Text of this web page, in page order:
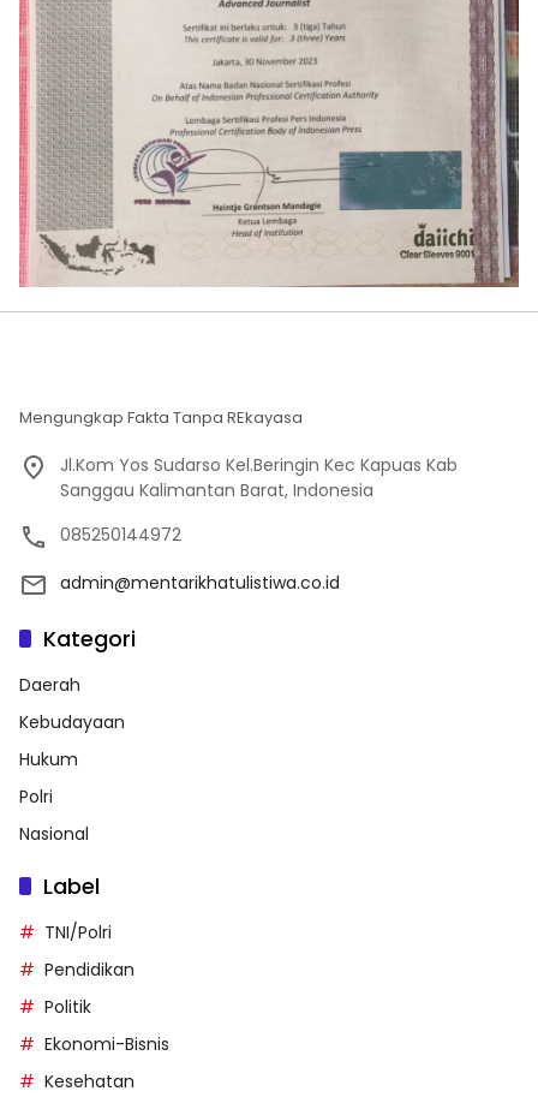
Mengungkap Fakta Tanpa REkayasa
Jl.Kom Yos Sudarso Kel.Beringin Kec Kapuas Kab
Sanggau Kalimantan Barat, Indonesia
085250144972
admin@mentarikhatulistiwa.co.id
Kategori
Daerah
Kebudayaan
Hukum
Polri
Nasional
Label
TNI/Polri
Pendidikan
Politik
Ekonomi-Bisnis
Kesehatan